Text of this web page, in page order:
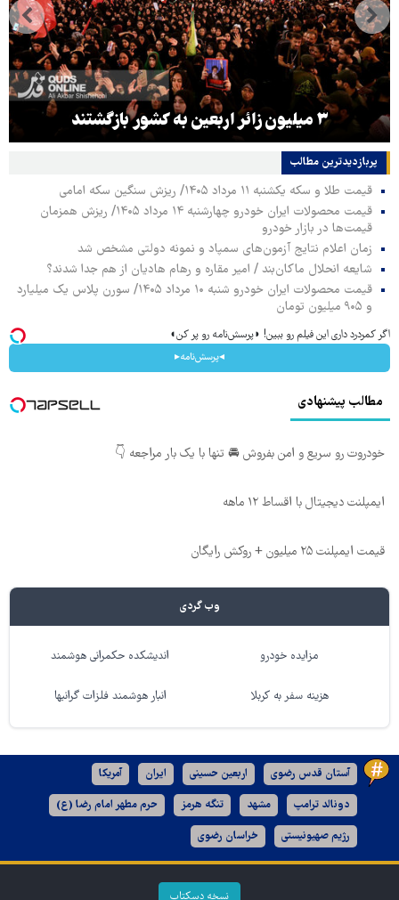
۳ میلیون زائر اربعین به کشور بازگشتند
پربازدیدترین‌ مطالب
قیمت طلا و سکه یکشنبه ۱۱ مرداد ۱۴۰۵/ ریزش سنگین سکه امامی
قیمت محصولات ایران خودرو چهارشنبه ۱۴ مرداد ۱۴۰۵/ ریزش همزمان
قیمت‌ها در بازار خودرو
زمان اعلام نتایج آزمون‌های سمپاد و نمونه دولتی مشخص شد
شایعه انحلال ماکان‌بند / امیر مقاره و رهام هادیان از هم جدا شدند؟
قیمت محصولات ایران خودرو شنبه ۱۰ مرداد ۱۴۰۵/ سورن پلاس یک میلیارد
و ۹۰۵ میلیون تومان
اگر کمردرد داری این فیلم رو ببین! ◗پرسش‌نامه رو پر کن◖
◂پرسش‌نامه▸
مطالب پیشنهادی
خودروت رو سریع و امن بفروش 🚘 تنها با یک بار مراجعه 👇
ایمپلنت دیجیتال با اقساط ۱۲ ماهه
قیمت ایمپلنت ۲۵ میلیون + روکش رایگان
وب گردی
مزایده خودرو اندیشکده حکمرانی هوشمند
هزینه سفر به کربلا انبار هوشمند فلزات گرانبها
آستان قدس رضوی اربعین حسینی ایران آمریکا
دونالد ترامپ مشهد تنگه هرمز حرم مطهر امام رضا (ع)
رژیم صهیونیستی خراسان رضوی